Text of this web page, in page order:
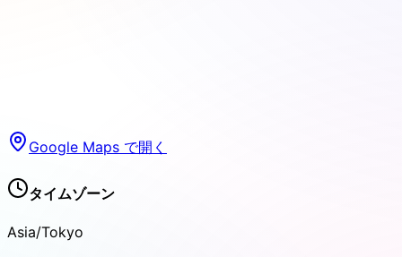
Google Maps で開く
タイムゾーン
Asia/Tokyo